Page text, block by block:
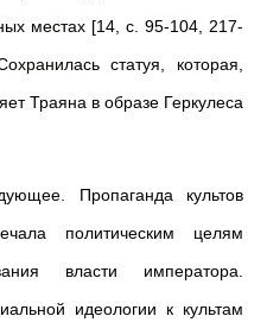
местах [14, с. 95-104, 217-
статуя, которая,
Траяна в образе Геркулеса
Пропаганда культов
политическим целям
власти императора.
идеологии к культам